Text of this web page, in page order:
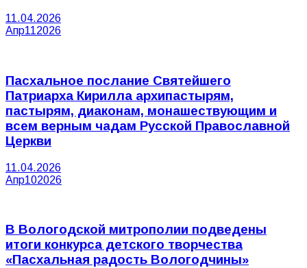
11.04.2026
Апр112026
Пасхальное послание Святейшего
Патриарха Кирилла архипастырям,
пастырям, диаконам, монашествующим и
всем верным чадам Русской Православной
Церкви
11.04.2026
Апр102026
В Вологодской митрополии подведены
итоги конкурса детского творчества
«Пасхальная радость Вологодчины»